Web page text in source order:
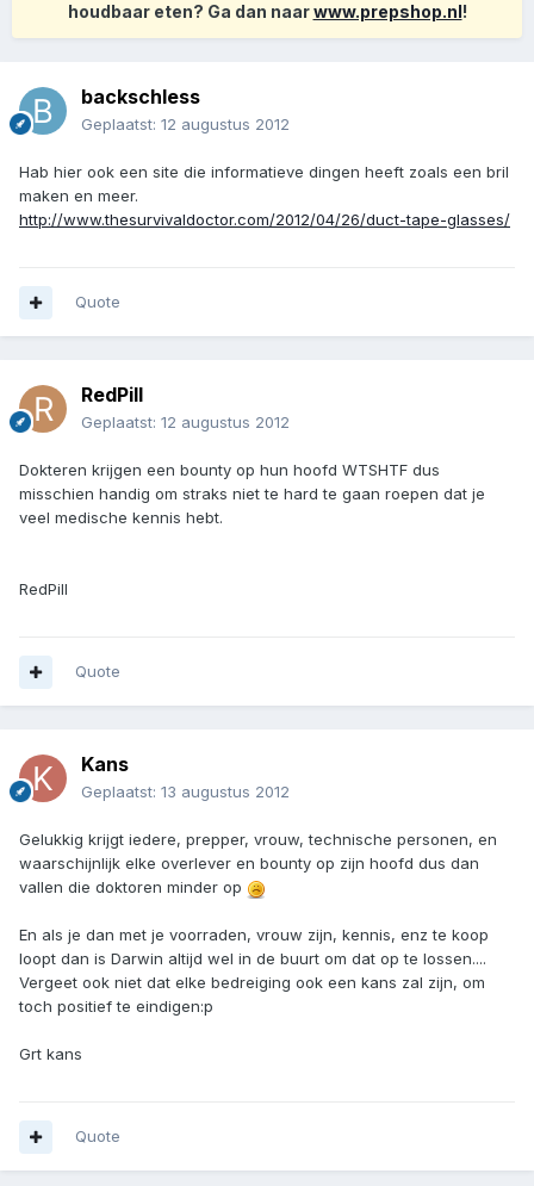
houdbaar eten? Ga dan naarwww.prepshop.nl!
backschless
Geplaatst: 12 augustus 2012
Hab hier ook een site die informatieve dingen heeft zoals een bril
maken en meer.
http://www.thesurvivaldoctor.com/2012/04/26/duct-tape-glasses/
Quote
RedPill
Geplaatst: 12 augustus 2012
Dokteren krijgen een bounty op hun hoofd WTSHTF dus
misschien handig om straks niet te hard te gaan roepen dat je
veel medische kennis hebt.
RedPill
Quote
Kans
Geplaatst: 13 augustus 2012
Gelukkig krijgt iedere, prepper, vrouw, technische personen, en
waarschijnlijk elke overlever en bounty op zijn hoofd dus dan
vallen die doktoren minder op
En als je dan met je voorraden, vrouw zijn, kennis, enz te koop
loopt dan is Darwin altijd wel in de buurt om dat op te lossen....
Vergeet ook niet dat elke bedreiging ook een kans zal zijn, om
toch positief te eindigen:p
Grt kans
Quote